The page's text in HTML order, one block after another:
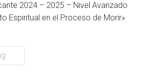
2024 – 2025 – Nivel Avanzado
Espiritual en el Proceso de Morir»